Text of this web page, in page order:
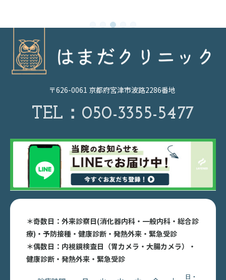
1 2 3 4 5
〒626-0061 京都府宮津市波路2286番地
TEL： 050-3355-5477
＊奇数日：外来診察日(消化器内科・一般内科・総合診
療)・予防接種・健康診断・発熱外来・緊急受診
＊偶数日：内視鏡検査日（胃カメラ・大腸カメラ）・
健康診断・発熱外来・緊急受診
日・